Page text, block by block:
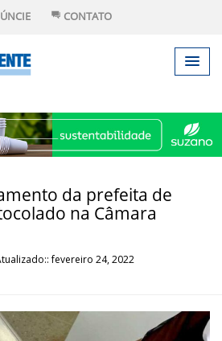
CONTATO
da prefeita de
na Câmara
fevereiro 24, 2022